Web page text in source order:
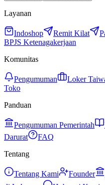
Layanan
Indoshop Remit Kilat
BPJS Ketenagakerjaan
Komunitas
Pengumuman Loker
Toko
Panduan
Pengumuman Pemerintah
Darurat
FAQ
Tentang
Tentang Kami Founder